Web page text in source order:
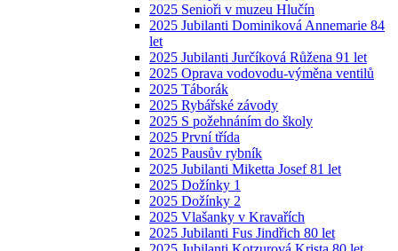
2025 Senioři v muzeu Hlučín
2025 Jubilanti Dominiková Annemarie 84
let
2025 Jubilanti Jurčíková Růžena 91 let
2025 Oprava vodovodu-výměna ventilů
2025 Táborák
2025 Rybářské závody
2025 S požehnáním do školy
2025 První třída
2025 Pausův rybník
2025 Jubilanti Miketta Josef 81 let
2025 Dožínky 1
2025 Dožínky 2
2025 Vlašanky v Kravařích
2025 Jubilanti Fus Jindřich 80 let